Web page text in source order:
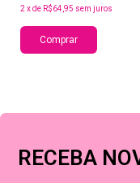
2 xde R$64,95 sem juros
Comprar
RECEBA